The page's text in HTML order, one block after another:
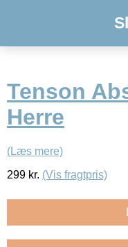
Tenson
Herre
(Læs mere)
299 kr. (Vis fragtpris)